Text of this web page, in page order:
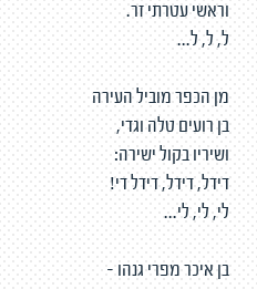
וראשי עטרתי זר.
ל, ל, ל...
מן הכפר מוביל העירה
בן רועים טלה וגדי,
ושיריו בקול ישירה:
דידל, דידל, דידל די!
לי, לי, לי...
בן איכר מפרי גנהו -